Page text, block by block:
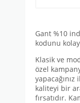
Gant %10
kodunu
Klasik ve
özel
kaliteyi bir
fırsatıdır.